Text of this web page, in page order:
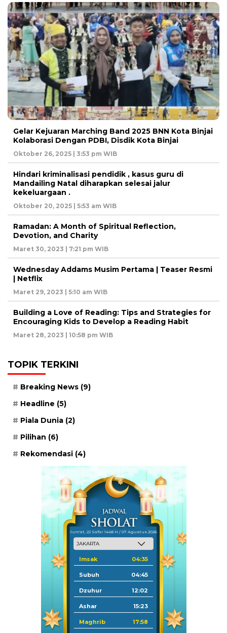
Gelar Kejuaran Marching Band 2025 BNN Kota Binjai
Kolaborasi Dengan PDBI, Disdik Kota Binjai
Oktober 26, 2025 | 3:53 pm WIB
Hindari kriminalisasi pendidik , kasus guru di
Mandailing Natal diharapkan selesai jalur
kekeluargaan .
Oktober 20, 2025 | 5:53 am WIB
Ramadan: A Month of Spiritual Reflection,
Devotion, and Charity
Maret 30, 2023 | 7:21 pm WIB
Wednesday Addams Musim Pertama | Teaser Resmi
| Netflix
Maret 29, 2023 | 5:10 am WIB
Building a Love of Reading: Tips and Strategies for
Encouraging Kids to Develop a Reading Habit
Maret 28, 2023 | 10:58 pm WIB
TOPIK TERKINI
Breaking News (9)
Headline (5)
Piala Dunia (2)
Pilihan (6)
Rekomendasi (4)
Jum'at, 22 Safar 1448 H / 07 Agustus 2026
Imsak 04:35
Subuh 04:45
Dzuhur 12:02
Ashar 15:23
Maghrib 17:58